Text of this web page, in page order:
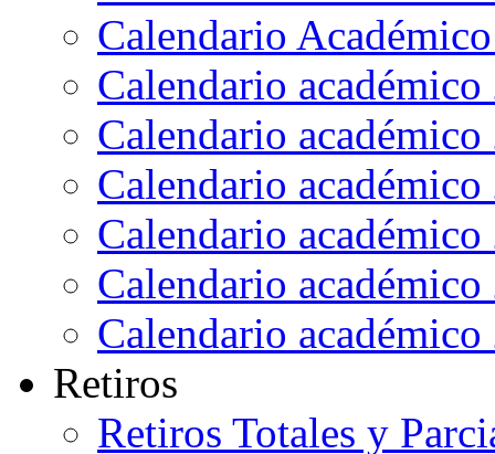
Calendario
Calendario académico
Calendario académico
Calendario académico
Calendario académico
Calendario académico
Calendario académico
Retiros
Retiros Totales y